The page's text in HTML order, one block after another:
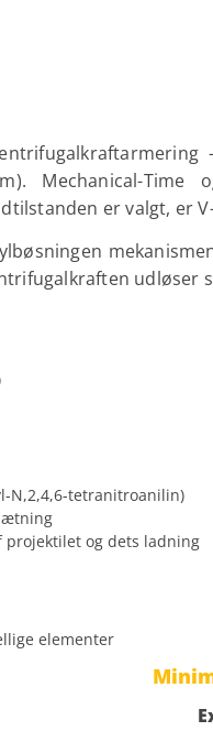
Mechanical-
er valgt, er
udløser
N,2,4,6-tetranitroanilin)
og dets ladning
elementer